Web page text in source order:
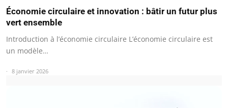
Économie circulaire et innovation : bâtir un futur plus
vert ensemble
Introduction à l’économie circulaire L’économie circulaire est
un modèle…
8 janvier 2026